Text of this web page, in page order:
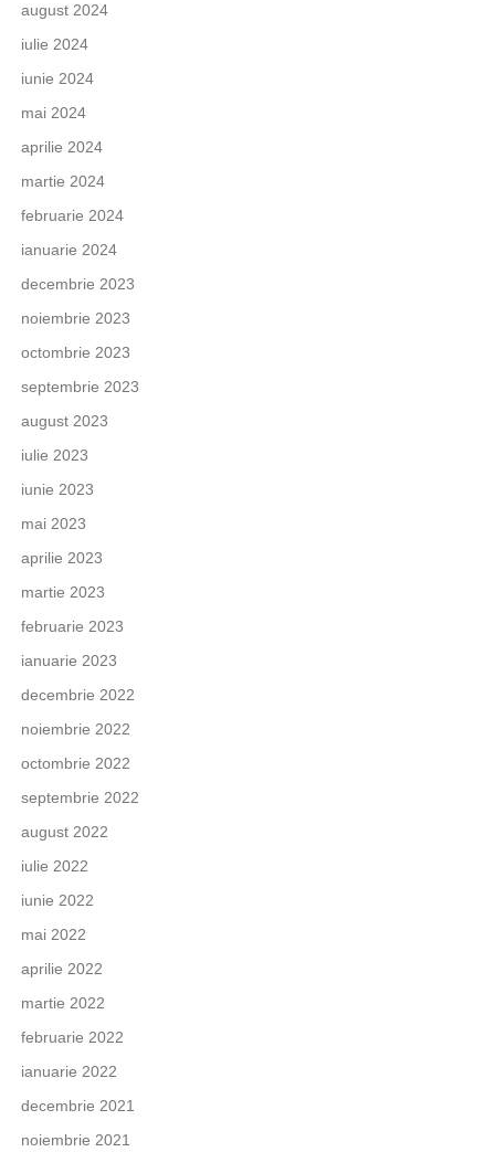
august 2024
iulie 2024
iunie 2024
mai 2024
aprilie 2024
martie 2024
februarie 2024
ianuarie 2024
decembrie 2023
noiembrie 2023
octombrie 2023
septembrie 2023
august 2023
iulie 2023
iunie 2023
mai 2023
aprilie 2023
martie 2023
februarie 2023
ianuarie 2023
decembrie 2022
noiembrie 2022
octombrie 2022
septembrie 2022
august 2022
iulie 2022
iunie 2022
mai 2022
aprilie 2022
martie 2022
februarie 2022
ianuarie 2022
decembrie 2021
noiembrie 2021